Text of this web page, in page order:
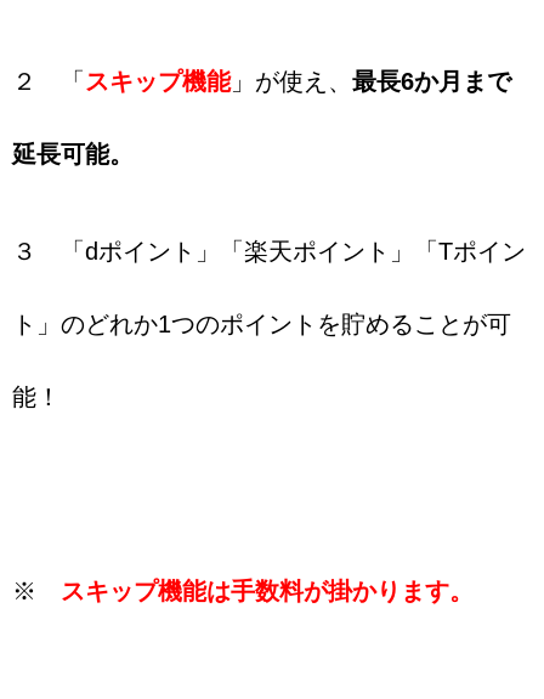
２ 「 スキップ機能」が使え、 最長6か月まで
延長可能。
３ 「dポイント」「楽天ポイント」「Tポイン
ト」のどれか1つのポイントを貯めることが可
能！
※ スキップ機能は手数料が掛かります。